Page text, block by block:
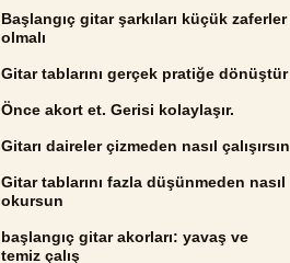
Başlangıç gitar şarkıları küçük zaferler
olmalı
Gitar tablarını gerçek pratiğe dönüştür
Önce akort et. Gerisi kolaylaşır.
Gitarı daireler çizmeden nasıl çalışırsın
Gitar tablarını fazla düşünmeden nasıl
okursun
başlangıç gitar akorları: yavaş ve
temiz çalış